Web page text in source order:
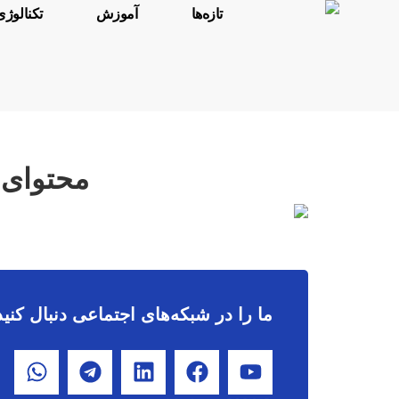
تازه‌ها آموزش
ما را در شبکه‌های اجتماعی دنبال